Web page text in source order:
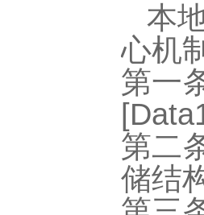
本
心机
第一
第二
储结